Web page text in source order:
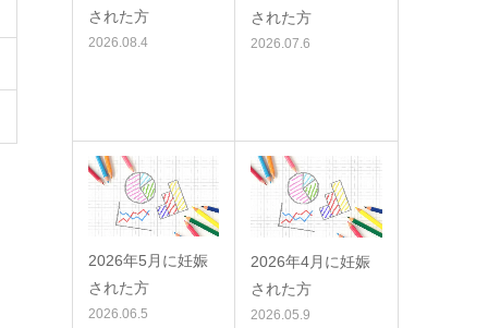
された方
2026.08.4
された方
2026.07.6
2026年5月に妊娠
された方
2026.06.5
2026年4月に妊娠
された方
2026.05.9